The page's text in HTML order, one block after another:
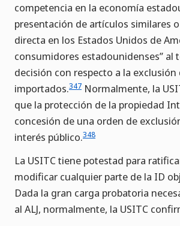
competencia en la economía
presentación de artículos similares
directa en los Estados Unidos de
consumidores estadounidenses” al
decisión con respecto a la
importados.347 Normalmente, la
que la protección de la propiedad
concesión de una orden de
interés público.348
La USITC tiene potestad para
modificar cualquier parte de la ID
Dada la gran carga probatoria
al ALJ, normalmente, la USITC